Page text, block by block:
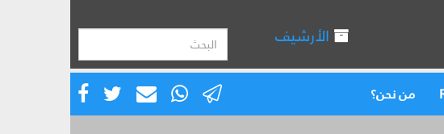
الأرشيف
من نحن؟